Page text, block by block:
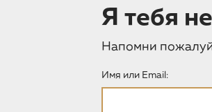
Я тебя
Напомни
Имя или Email: